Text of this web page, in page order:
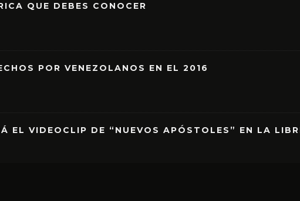
QUE DEBES CONOCER
POR VENEZOLANOS EN EL 2016
EL VIDEOCLIP DE “NUEVOS APÓSTOLES” EN LA